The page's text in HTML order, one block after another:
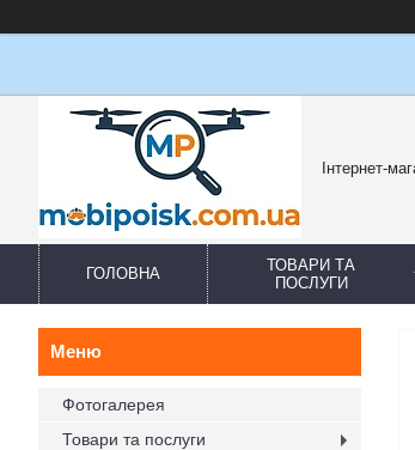
Інтернет-
ГОЛОВНА
ТОВАРИ ТА
ПОСЛУГИ
Фотогалерея
Товари та послуги